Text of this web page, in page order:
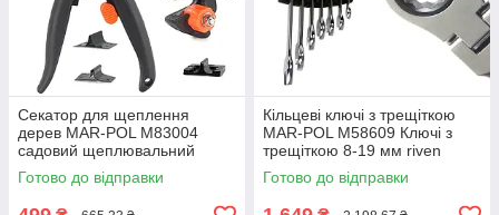
Секатор для щеплення
дерев MAR-POL M83004
садовий щеплювальний
інструмент riven
Готово до відправки
Кільцеві ключі з трещіткою
MAR-POL M58609 Ключі з
трещіткою 8-19 мм riven
Готово до відправки